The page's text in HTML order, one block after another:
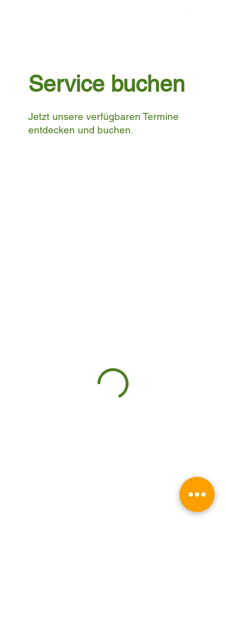
Service buchen
Jetzt unsere verfügbaren Termine
entdecken und buchen.